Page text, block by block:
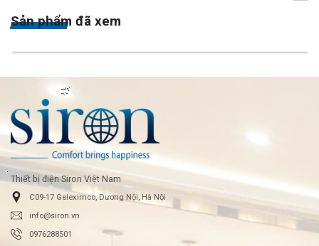
Sản phẩm đã xem
Thiết bị điện Siron Việt Nam
C09-17 Geleximco, Dương Nội, Hà Nội
info@siron.vn
0976288501